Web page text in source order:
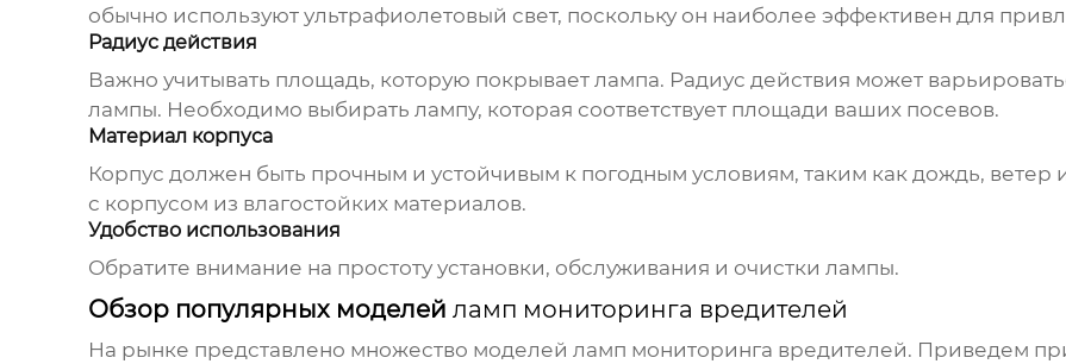
обычно используют ультрафиолетовый свет, поскольку он наиболее эффективен для
Радиус действия
Важно учитывать площадь, которую покрывает лампа. Радиус действия может
лампы. Необходимо выбирать лампу, которая соответствует площади ваших посевов.
Материал корпуса
Корпус должен быть прочным и устойчивым к погодным условиям, таким как дождь,
с корпусом из влагостойких материалов.
Удобство использования
Обратите внимание на простоту установки, обслуживания и очистки лампы.
Обзор популярных моделей ламп мониторинга вредителей
На рынке представлено множество моделей ламп мониторинга вредителей. Приведем